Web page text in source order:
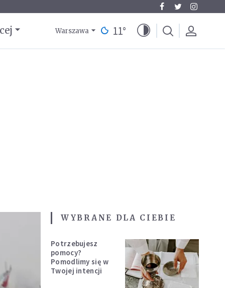
Warszawa 11°
WYBRANE DLA CIEBIE
Potrzebujesz
pomocy?
Pomodlimy się w
Twojej intencji